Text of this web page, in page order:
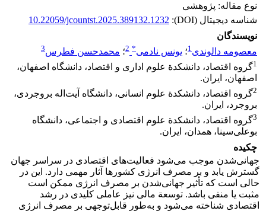
نوع مقاله: پژوهشی
شناسه دیجیتال (DOI):
10.22059/jcountst.2025.389132.1232
نویسندگان
معصومه دالوندی1؛ یونس نادمی*
2؛ محمدحسن فطرس3
1گروه اقتصاد، دانشکدة علوم اداری و اقتصاد، دانشگاه اصفهان،
اصفهان، ایران.
2گروه اقتصاد، دانشکدة علوم انسانی، دانشگاه آیت‌اله بروجردی،
بروجرد، ایران.
3گروه اقتصاد، دانشکدة علوم اقتصادی و اجتماعی، دانشگاه
بوعلی‌سینا، همدان، ایران.
چکیده
جهانی‌شدن موجب می‌شود فعالیت‌های اقتصادی در سراسر جهان
گسترش یابد و بر مصرف انرژی کشورها آثار مهمی دارد. این در
حالی است که تأثیر جهانی‌شدن بر مصرف انرژی ممکن است
مثبت یا منفی باشد. توسعة مالی نیز عاملی کلیدی در رشد
اقتصادی شناخته می‌شود و به‌طور قابل‌توجهی بر مصرف انرژی